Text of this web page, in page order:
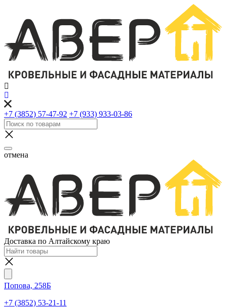
+7 (3852) 57-47-92 +7 (933) 933-03-86
отмена
Доставка по Алтайскому краю
Попова, 258Б
+7 (3852) 53-21-11